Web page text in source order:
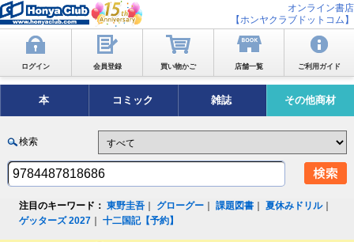
オンライン書店
【ホンヤクラブドットコム】
ログイン 会員登録 買い物かご 店舗一覧 ご利用ガイド
本 コミック 雑誌 その他商材
検索
注目のキーワード： 東野圭吾 グローグー ｜課題図書 ｜夏休みドリル｜
ゲッターズ 2027 ｜十二国記【予約】